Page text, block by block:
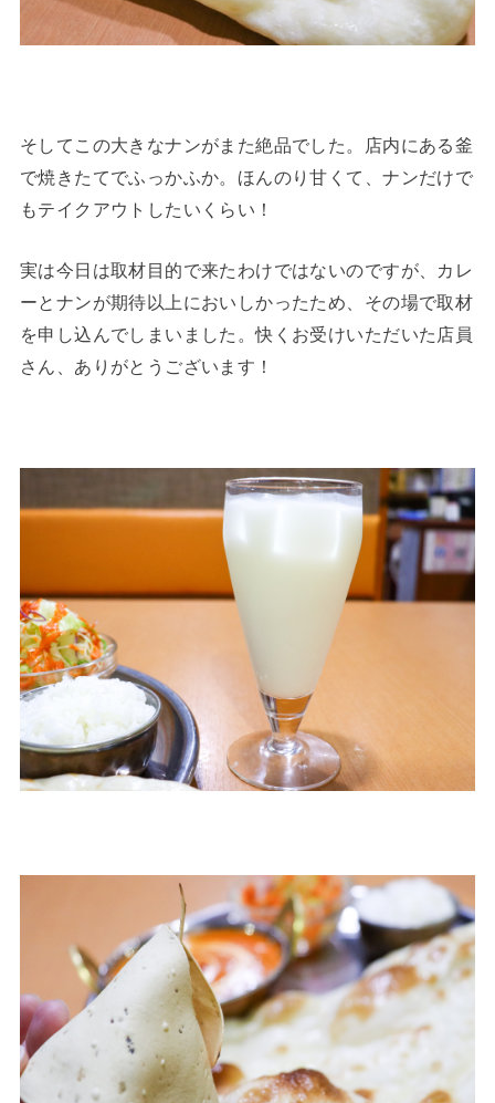
そしてこの大きなナンがまた絶品でした。店内にある釜
で焼きたてでふっかふか。ほんのり甘くて、ナンだけで
もテイクアウトしたいくらい！
実は今日は取材目的で来たわけではないのですが、カレ
ーとナンが期待以上においしかったため、その場で取材
を申し込んでしまいました。快くお受けいただいた店員
さん、ありがとうございます！